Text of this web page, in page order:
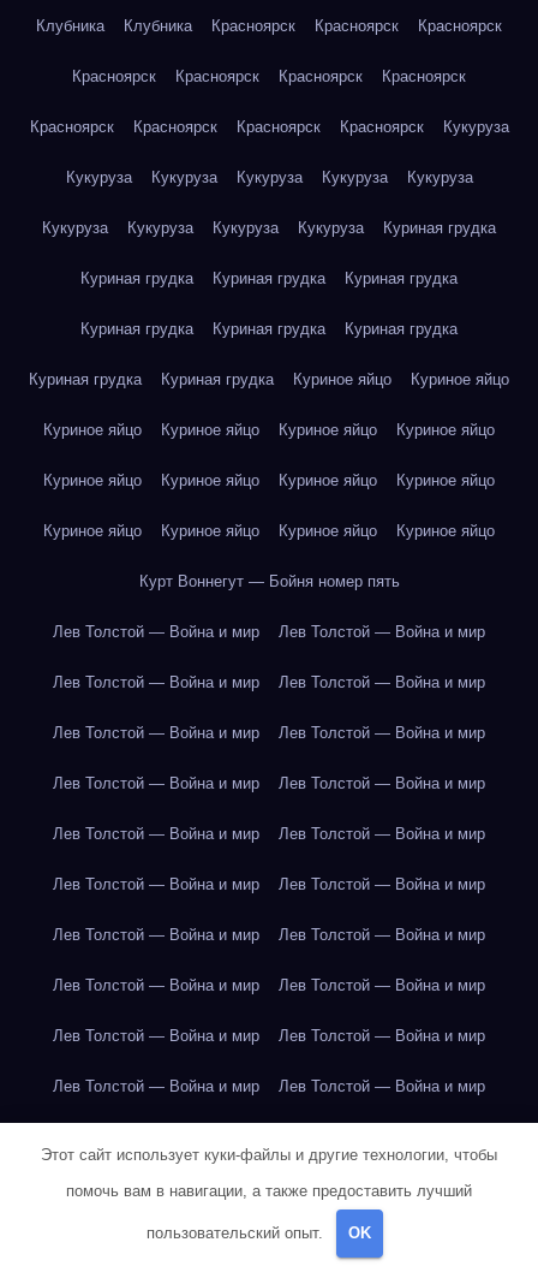
Клубника Клубника Красноярск Красноярск Красноярск
Красноярск Красноярск Красноярск Красноярск
Красноярск Красноярск Красноярск Красноярск Кукуруза
Кукуруза Кукуруза Кукуруза Кукуруза Кукуруза
Кукуруза Кукуруза Кукуруза Кукуруза Куриная грудка
Куриная грудка Куриная грудка Куриная грудка
Куриная грудка Куриная грудка Куриная грудка
Куриная грудка Куриная грудка Куриное яйцо Куриное яйцо
Куриное яйцо Куриное яйцо Куриное яйцо Куриное яйцо
Куриное яйцо Куриное яйцо Куриное яйцо Куриное яйцо
Куриное яйцо Куриное яйцо Куриное яйцо Куриное яйцо
Курт Воннегут — Бойня номер пять
Лев Толстой — Война и мир Лев Толстой — Война и мир
Лев Толстой — Война и мир Лев Толстой — Война и мир
Лев Толстой — Война и мир Лев Толстой — Война и мир
Лев Толстой — Война и мир Лев Толстой — Война и мир
Лев Толстой — Война и мир Лев Толстой — Война и мир
Лев Толстой — Война и мир Лев Толстой — Война и мир
Лев Толстой — Война и мир Лев Толстой — Война и мир
Лев Толстой — Война и мир Лев Толстой — Война и мир
Лев Толстой — Война и мир Лев Толстой — Война и мир
Лев Толстой — Война и мир Лев Толстой — Война и мир
Лондон Лондон Лондон Лондон Лондон Лондон
Лондон Лондон Лондон Лондон
Этот сайт использует куки-файлы и другие технологии, чтобы
помочь вам в навигации, а также предоставить лучший
пользовательский опыт. OK